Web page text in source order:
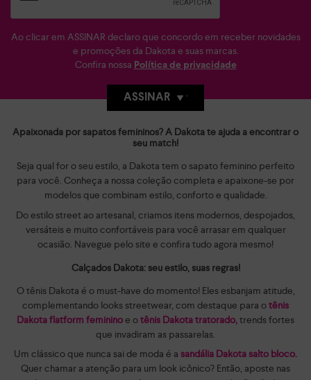
Ao clicar em ASSINAR declaro que concordo em receber novidades
e promoções da Dakota e suas marcas.
Confira nossa Política de privacidade
ASSINAR
Apaixonada por sapatos femininos? A Dakota te ajuda a encontrar o
seu match!
Seja qual for o seu estilo, a Dakota tem o sapato feminino perfeito
para você. Conheça a nossa coleção completa e apaixone-se por
modelos que combinam estilo, conforto e qualidade.
Do estilo street ao artesanal, criamos itens modernos, despojados,
versáteis e muito confortáveis para você arrasar em qualquer
ocasião. Navegue pelo site e confira tudo agora mesmo!
Calçados Dakota: seu estilo, suas regras!
O tênis Dakota é o must-have do momento! Eles esbanjam atitude,
complementando looks streetwear, com destaque para otênis
Dakota flatform femininoe otênis Dakota tratorado,trends fortes
que invadiram as passarelas.
Um clássico que nunca sai de moda é a sandália Dakota salto bloco.
Quer chamar a atenção para um look icônico? Então, aposte nas